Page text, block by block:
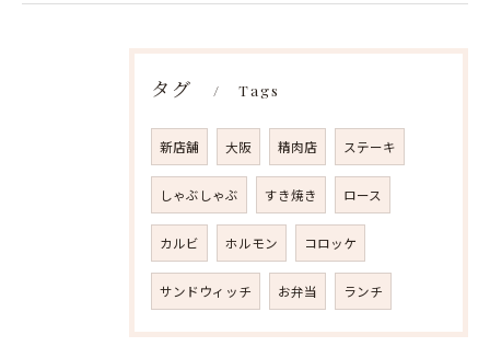
タグ Tags
新店舗 大阪 精肉店 ステーキ
しゃぶしゃぶ すき焼き ロース
カルビ ホルモン コロッケ
サンドウィッチ お弁当 ランチ